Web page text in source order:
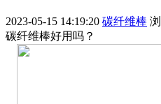
2023-05-15 14:19:20 碳纤维棒
碳纤维棒好用吗？